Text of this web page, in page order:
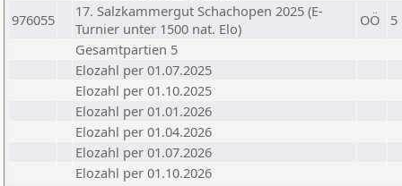
976055
17. Salzkammergut Schachopen 2025 (E-
Turnier unter 1500 nat. Elo)
OÖ
5
Gesamtpartien 5
Elozahl per 01.07.2025
Elozahl per 01.10.2025
Elozahl per 01.01.2026
Elozahl per 01.04.2026
Elozahl per 01.07.2026
Elozahl per 01.10.2026